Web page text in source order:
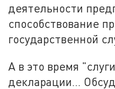
деятельности
способствование
государственной
А в это время
декларации…